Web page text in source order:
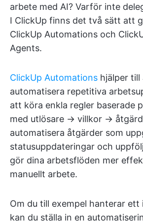
arbete med AI? Varför inte
I ClickUp finns det två sätt att
ClickUp Automations och
Agents.
ClickUp Automations hjälper till
automatisera repetitiva
att köra enkla regler baserade
med utlösare → villkor →
automatisera åtgärder som
statusuppdateringar och
gör dina arbetsflöden mer
manuellt arbete.
Om du till exempel hanterar ett
kan du ställa in en